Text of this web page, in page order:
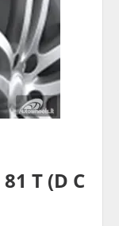
T (D C